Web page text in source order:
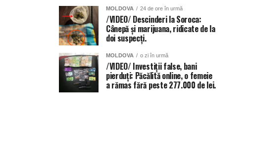
MOLDOVA 24 de ore în urmă
/VIDEO/ Descinderi la Soroca:
Cânepă și marijuana, ridicate de la
doi suspecți.
MOLDOVA o zi în urmă
/VIDEO/ Investiții false, bani
pierduți: Păcălită online, o femeie
a rămas fără peste 277.000 de lei.